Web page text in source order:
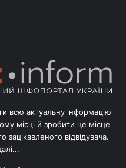
всю актуальну інформацію
місці й зробити це місце
відвідувача.